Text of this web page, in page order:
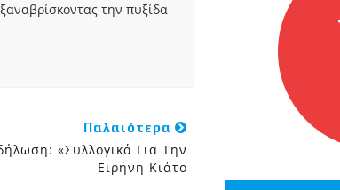
την πυξίδα
Παλαιότερα
«Συλλογικά Για Την
Ειρήνη Κιάτο